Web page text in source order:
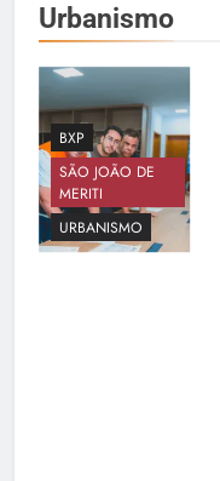
Urbanismo
BXP
SÃO JOÃO DE
MERITI
URBANISMO